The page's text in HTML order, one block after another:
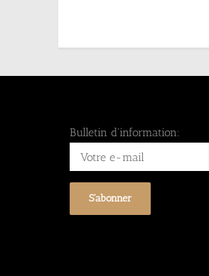
Bulletin d'information: